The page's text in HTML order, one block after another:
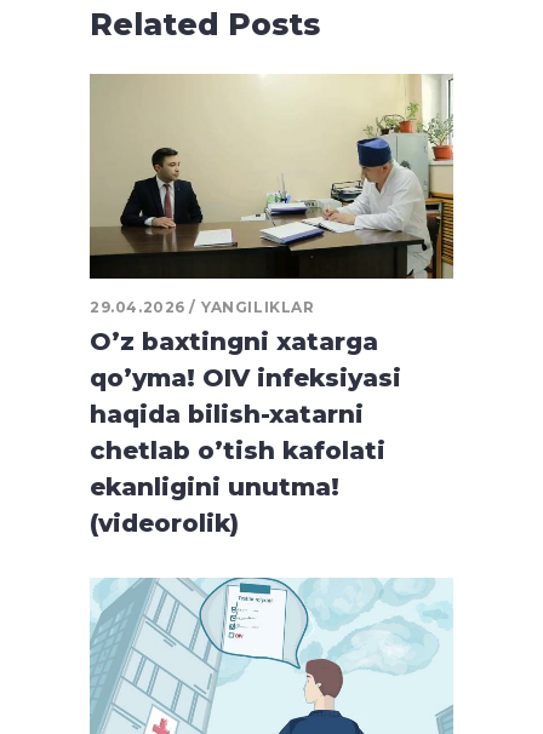
Related Posts
29.04.2026 YANGILIKLAR
O’z baxtingni xatarga
qo’yma! OIV infeksiyasi
haqida bilish-xatarni
chetlab o’tish kafolati
ekanligini unutma!
(videorolik)